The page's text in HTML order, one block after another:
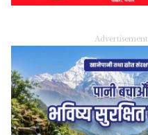
Advertisement